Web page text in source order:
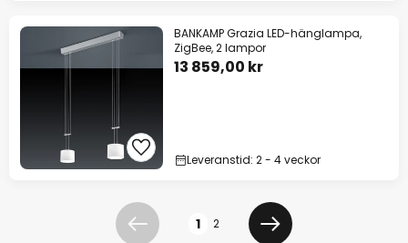
BANKAMP Grazia LED-hänglampa,
ZigBee, 2 lampor
13 859,00 kr
Leveranstid: 2 - 4 veckor
Föregående
1 2
Nästa